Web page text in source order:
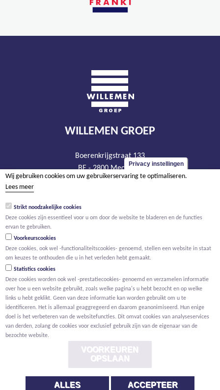
WILLEMEN GROEP
Boerenkrijgstraat 133
BE - 2800 Mechelen
tel +32 15 569 965
BTW BE 0466.256.432
Privacy Cookies Melding klokkenluider
Privacy instellingen
Wij gebruiken cookies om uw gebruikerservaring te optimaliseren.
Lees meer
Strikt noodzakelijke cookies
Deze cookies zijn essentieel voor u om door de website te bladeren en de functies
ervan te gebruiken.
Voorkeurscookies
Deze cookies, ook wel -functionaliteitscookies- genoemd, stellen een website in staat
om keuzes te onthouden die u in het verleden hebt gemaakt.
Statistics cookies
Deze cookies worden ook wel -prestatiecookies- genoemd en verzamelen informatie
over hoe u een website gebruikt, zoals welke pagina's u hebt bezocht en op welke
links u hebt geklikt. Geen van deze informatie kan worden gebruikt om u te
identificeren. Het is allemaal geaggregeerd en daarom geanonimiseerd. Hun enige
doel is het verbeteren van de websitefuncties. Dit omvat cookies van analyseservices
van derden, zolang de cookies voor exclusief gebruik zijn van de eigenaar van de
bezochte website.
VOORKEUREN
OPSLAAN
ALLES
ACCEPTEER